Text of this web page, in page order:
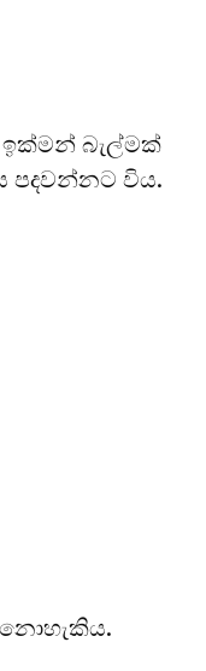
බැල්මක්
පදවන්නට විය.